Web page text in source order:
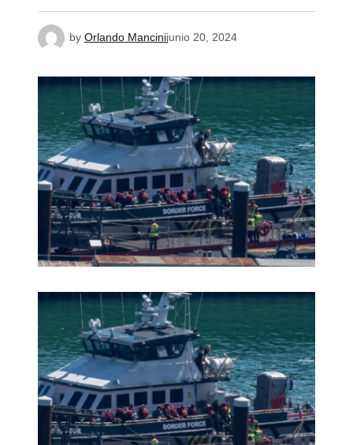
by Orlando Mancinijunio 20, 2024